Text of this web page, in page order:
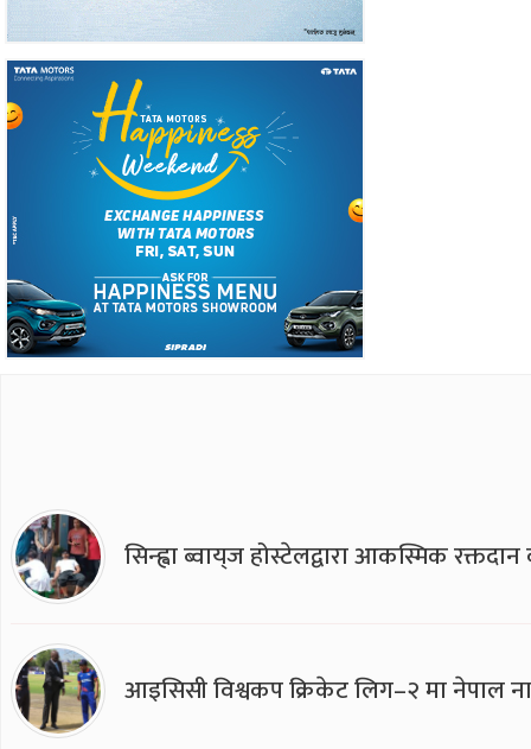
सिन्ह्वा ब्वाय्‌ज होस्टेलद्वारा आकस्मिक
आइसिसी विश्वकप क्रिकेट लिग–२ मा नेपाल